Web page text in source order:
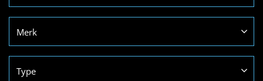
Merk
Type